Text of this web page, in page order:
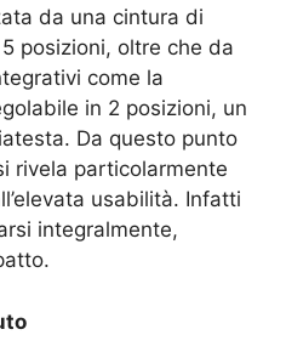
da una cintura di
posizioni, oltre che da
come la
in 2 posizioni, un
Da questo punto
rivela particolarmente
usabilità. Infatti
integralmente,